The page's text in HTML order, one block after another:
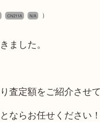
CN211A N/A
）
ました。
査定額をご紹介させ
ならお任せください！